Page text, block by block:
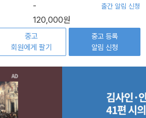
- 출간 알림 신청
120,000원
중고
회원에게 팔기
중고 등록
알림 신청